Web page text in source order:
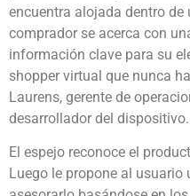
encuentra alojada dentro de
comprador se acerca con
información clave para su
shopper virtual que nunca
Laurens, gerente de
desarrollador del dispositivo.
El espejo reconoce el
Luego le propone al usuario